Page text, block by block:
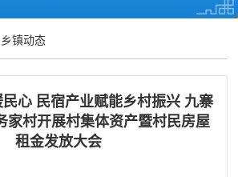
乡镇动态
心 民宿产业赋能乡村振兴 九寨
家村开展村集体资产暨村民房屋
租金发放大会